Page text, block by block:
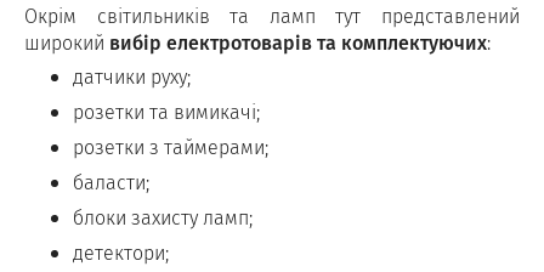
Окрім світильників та ламп тут представлений
широкий вибір електротоварів та комплектуючих:
датчики руху;
розетки та вимикачі;
розетки з таймерами;
баласти;
блоки захисту ламп;
детектори;